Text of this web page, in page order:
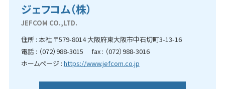
ジェフコム（株）
JEFCOM CO.,LTD.
住所 : 本社 〒579-8014 大阪府東大阪市中石切町3-13-16
電話 : （072）988-3015 fax : （072）988-3016
ホームページ : https://www.jefcom.co.jp